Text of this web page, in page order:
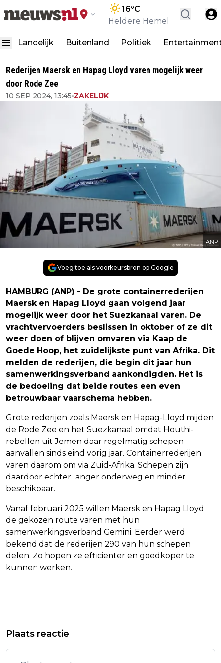
16°C
Heldere Hemel
Landelijk Buitenland Politiek
Rederijen Maersk en Hapag Lloyd varen mogelijk weer
door Rode Zee
10 SEP 2024, 13:45•ZAKELIJK
ANP
Voeg toe als voorkeursbron op Google
HAMBURG (ANP) - De grote containerrederijen
Maersk en Hapag Lloyd gaan volgend jaar
mogelijk weer door het Suezkanaal varen. De
vrachtvervoerders beslissen in oktober of ze dit
weer doen of blijven omvaren via Kaap de
Goede Hoop, het zuidelijkste punt van Afrika. Dit
melden de rederijen, die begin dit jaar hun
samenwerkingsverband aankondigden. Het is
de bedoeling dat beide routes een even
betrouwbaar vaarschema hebben.
Grote rederijen zoals Maersk en Hapag-Lloyd mijden
de Rode Zee en het Suezkanaal omdat Houthi-
rebellen uit Jemen daar regelmatig schepen
aanvallen sinds eind vorig jaar. Containerrederijen
varen daarom om via Zuid-Afrika. Schepen zijn
daardoor echter langer onderweg en minder
beschikbaar.
Vanaf februari 2025 willen Maersk en Hapag Lloyd
de gekozen route varen met hun
samenwerkingsverband Gemini. Eerder werd
bekend dat de rederijen 290 van hun schepen
delen. Zo hopen ze efficiënter en goedkoper te
kunnen werken.
VRIJ VANWEGE CELLENTEKORT
WINST PRIORITEIT VOOR NIEUWE
TOPMAN DEELAUTODIENST
Plaats reactie